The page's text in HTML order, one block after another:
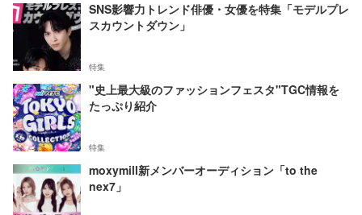
SNS影響力トレンド俳優・女優を特集「モデルプレ
スカウントダウン」
特集
"史上最大級のファッションフェスタ"TGC情報を
たっぷり紹介
特集
moxymill新メンバーオーディション「to the
nex7」